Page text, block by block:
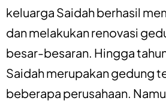
keluarga Saidah berhasil
dan melakukan renovasi
besar-besaran. Hingga
Saidah merupakan gedung
beberapa perusahaan.